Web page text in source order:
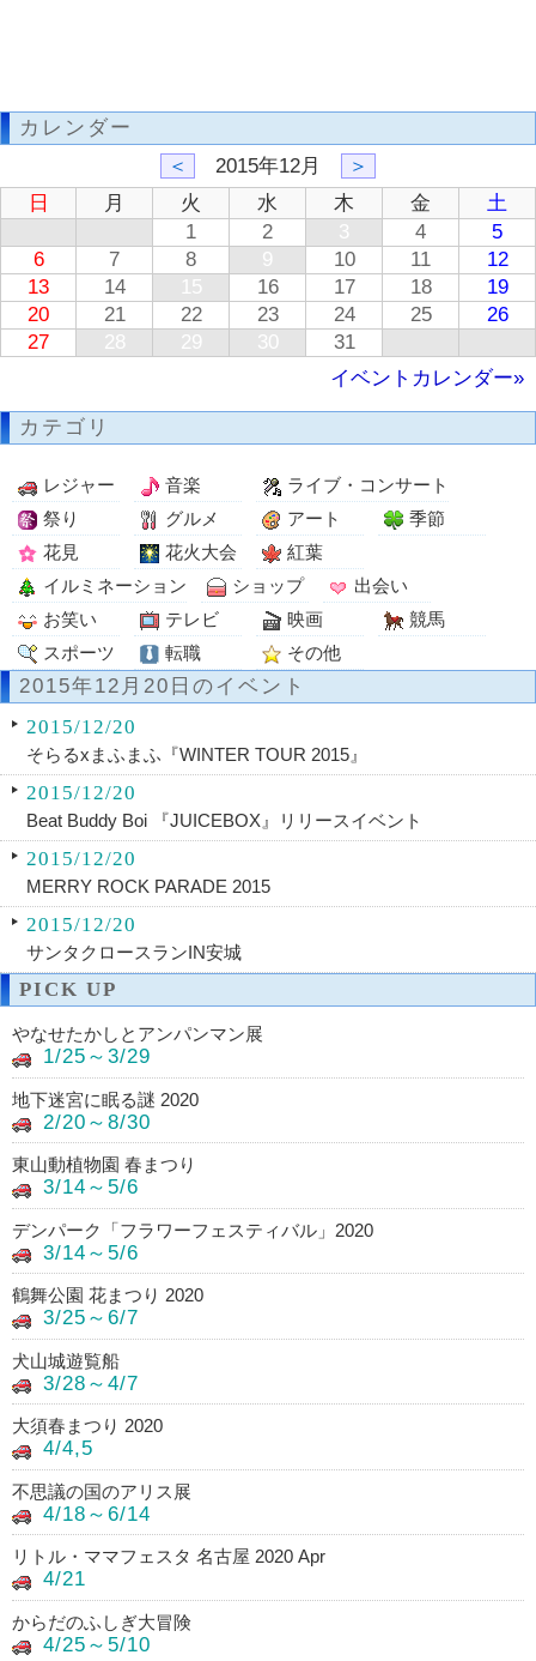
カレンダー
＜
2015年12月
＞
日
月 火 水 木 金
土
1
2 3 4
5
6
7 8 9 10 11
12
13
14 15 16 17 18
19
20
21 22 23 24 25
26
27
28 29 30
31
イベントカレンダー»
カテゴリ
レジャー 音楽
ライブ・コンサート
祭り
グルメ アート
季節
花見
花火大会
紅葉
イルミネーション
ショップ
出会い
お笑い
テレビ 映画
競馬
スポーツ
転職 その他
2015年12月20日のイベント
2015/12/20
そらるxまふまふ『WINTER TOUR 2015』
2015/12/20
Beat Buddy Boi 『JUICEBOX』リリースイベント
2015/12/20
MERRY ROCK PARADE 2015
2015/12/20
サンタクロースランIN安城
PICK UP
やなせたかしとアンパンマン展
1/25～3/29
地下迷宮に眠る謎 2020
2/20～8/30
東山動植物園 春まつり
3/14～5/6
デンパーク「フラワーフェスティバル」2020
3/14～5/6
鶴舞公園 花まつり 2020
3/25～6/7
犬山城遊覧船
3/28～4/7
大須春まつり 2020
4/4,5
不思議の国のアリス展
4/18～6/14
リトル・ママフェスタ 名古屋 2020 Apr
4/21
からだのふしぎ大冒険
4/25～5/10